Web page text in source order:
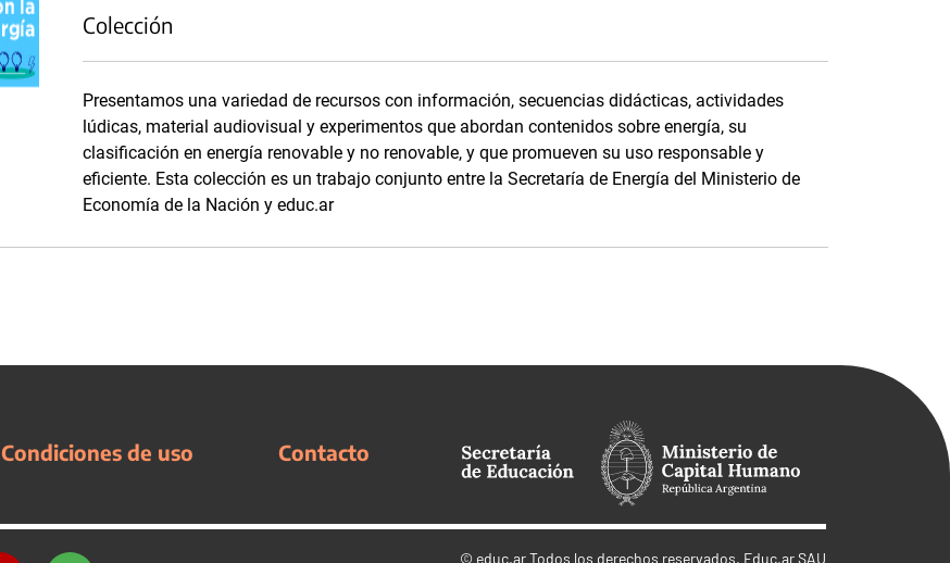
Colección
Presentamos una variedad de recursos con información, secuencias didácticas, actividades
lúdicas, material audiovisual y experimentos que abordan contenidos sobre energía, su
clasificación en energía renovable y no renovable, y que promueven su uso responsable y
eficiente. Esta colección es un trabajo conjunto entre la Secretaría de Energía del Ministerio de
Economía de la Nación y educ.ar
Condiciones de uso Contacto
© educ.arTodos los derechos reservados. Educ.ar SAU